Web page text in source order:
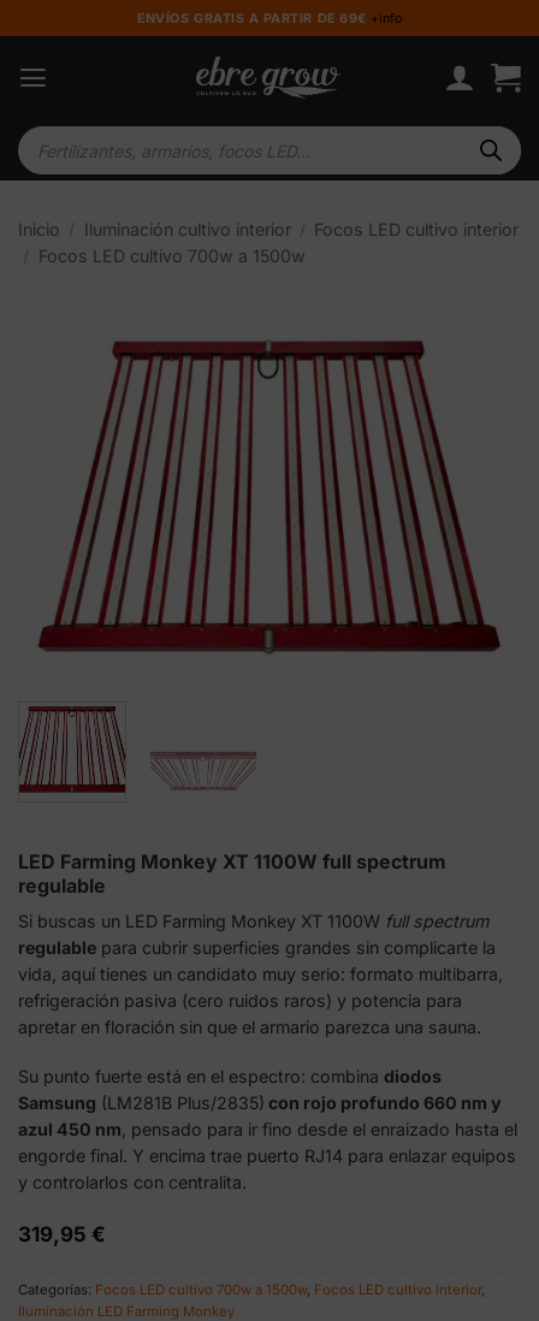
al
contenido
ENVÍOS GRATIS A PARTIR DE 69€ +info
Búsqueda
de
productos
Inicio Iluminación cultivo interior
Focos LED cultivo interior
Focos LED cultivo 700w a 1500w
LED Farming Monkey XT 1100W full spectrum
regulable
Si buscas un LED Farming Monkey XT 1100W full spectrum
regulable para cubrir superficies grandes sin complicarte la
vida, aquí tienes un candidato muy serio: formato multibarra,
refrigeración pasiva (cero ruidos raros) y potencia para
apretar en floración sin que el armario parezca una sauna.
Su punto fuerte está en el espectro: combina diodos
Samsung (LM281B Plus/2835) con rojo profundo 660 nm y
azul 450 nm , pensado para ir fino desde el enraizado hasta el
engorde final. Y encima trae puerto RJ14 para enlazar equipos
y controlarlos con centralita.
319,95 €
Categorías: Focos LED cultivo 700w a 1500w, Focos LED cultivo interior,
Iluminación LED Farming Monkey